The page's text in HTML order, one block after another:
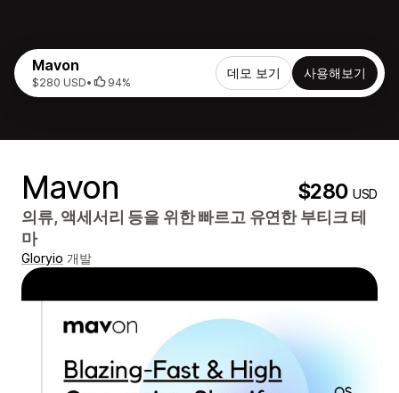
Mavon
$280 USD• 94%
데모 보기 사용해보기
Mavon $280USD
의류, 액세서리 등을 위한 빠르고 유연한 부티크 테
마
Gloryio 개발